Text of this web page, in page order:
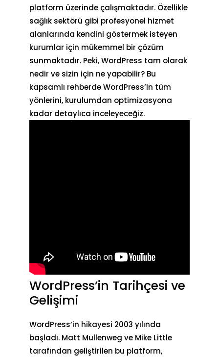
platform üzerinde çalışmaktadır. Özellikle
sağlık sektörü gibi profesyonel hizmet
alanlarında kendini göstermek isteyen
kurumlar için mükemmel bir çözüm
sunmaktadır. Peki, WordPress tam olarak
nedir ve sizin için ne yapabilir? Bu
kapsamlı rehberde WordPress’in tüm
yönlerini, kurulumdan optimizasyona
kadar detaylıca inceleyeceğiz.
WordPress’in Tarihçesi ve
Gelişimi
WordPress’in hikayesi 2003 yılında
başladı. Matt Mullenweg ve Mike Little
tarafından geliştirilen bu platform,